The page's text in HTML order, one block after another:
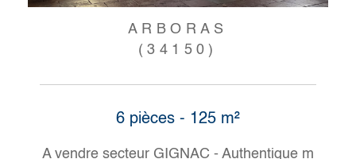
ARBORAS
(34150)
6 pièces - 125 m²
A vendre secteur GIGNAC - Authentique m